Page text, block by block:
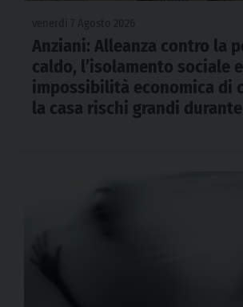
Anziani: Alleanza contro la
caldo, l’isolamento sociale e
impossibilità economica di
la casa rischi grandi